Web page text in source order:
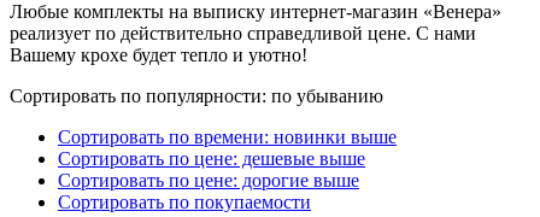
Любые комплекты на выписку интернет-магазин «Венера»
реализует по действительно справедливой цене. С нами
Вашему крохе будет тепло и уютно!
Сортировать по популярности: по убыванию
Сортировать по времени: новинки выше
Сортировать по цене: дешевые выше
Сортировать по цене: дорогие выше
Сортировать по покупаемости